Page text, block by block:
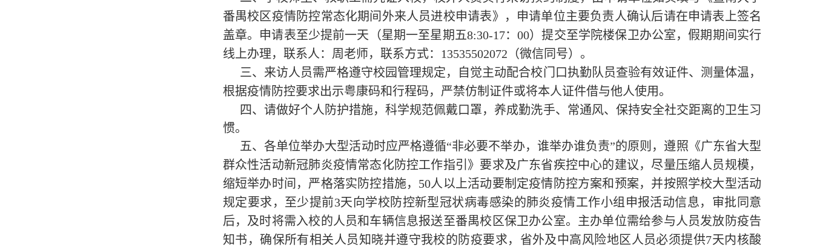
番禺校区疫情防控常态化期间外来人员进校申请表》，申请单位主要负责人确认后请在申请表上签名
盖章。申请表至少提前一天（星期一至星期五8:30-17：00）提交至学院楼保卫办公室，假期期间实行
线上办理，联系人：周老师，联系方式： 13535502072 （微信同号） 。
三、来访人员需严格遵守校园管理规定，自觉主动配合校门口执勤队员查验有效证件、测量体温，
根据疫情防控要求出示粤康码和行程码，严禁仿制证件或将本人证件借与他人使用。
四、请做好个人防护措施，科学规范佩戴口罩，养成勤洗手、常通风、保持安全社交距离的卫生习
惯。
五、 各单位举办大型活动时应严格遵循“非必要不举办，谁举办谁负责”的原则，遵照《广东省大型
群众性活动新冠肺炎疫情常态化防控工作指引》要求及广东省疾控中心的建议，尽量压缩人员规模，
缩短举办时间，严格落实防控措施， 50人以上活动要制定疫情防控方案和预案，并按照学校大型活动
规定要求，至少提前3天向学校防控新型冠状病毒感染的肺炎疫情工作小组申报活动信息，审批同意
后，及时将需入校的人员和车辆信息报送至番禺校区保卫办公室。主办单位需给参与人员发放防疫告
知书，确保所有相关人员知晓并遵守我校的防疫要求，省外及中高风险地区人员必须提供7天内核酸